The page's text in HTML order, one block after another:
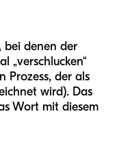
bei denen der
„verschlucken“
Prozess, der als
wird). Das
Wort mit diesem